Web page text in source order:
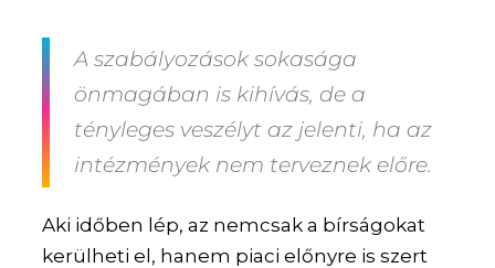
A szabályozások sokasága
önmagában is kihívás, de a
tényleges veszélyt az jelenti, ha az
intézmények nem terveznek előre.
Aki időben lép, az nemcsak a bírságokat
kerülheti el, hanem piaci előnyre is szert